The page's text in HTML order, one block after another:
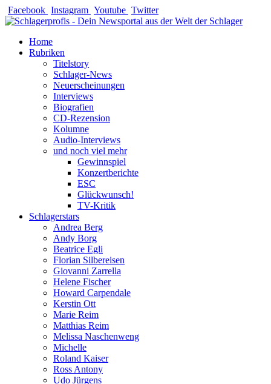
Zum
Inhalt
Facebook Instagram Youtube Twitter
Home
Rubriken
Titelstory
Schlager-News
Neuerscheinungen
Interviews
Biografien
CD-Rezension
Kolumne
Audio-Interviews
und noch viel mehr
Gewinnspiel
Konzertberichte
ESC
Glückwunsch!
TV-Kritik
Schlagerstars
Andrea Berg
Andy Borg
Beatrice Egli
Florian Silbereisen
Giovanni Zarrella
Helene Fischer
Howard Carpendale
Kerstin Ott
Marie Reim
Matthias Reim
Melissa Naschenweng
Michelle
Roland Kaiser
Ross Antony
Udo Jürgens